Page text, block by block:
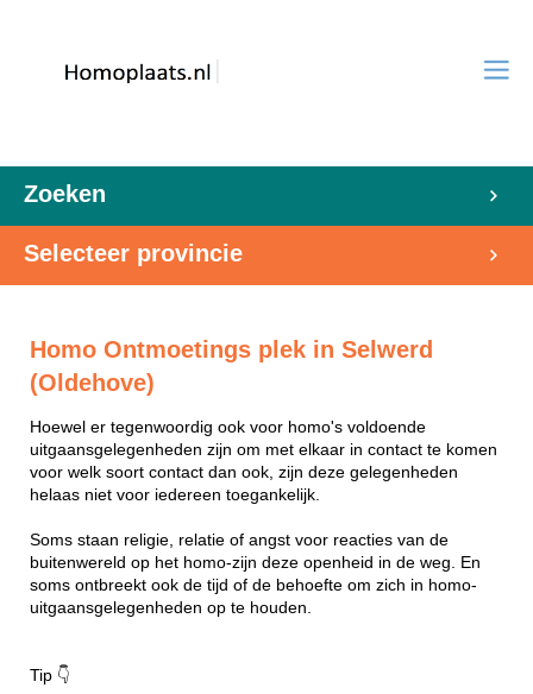
Zoeken
Selecteer provincie
Homo Ontmoetings plek in Selwerd
(Oldehove)
Hoewel er tegenwoordig ook voor homo's voldoende
uitgaansgelegenheden zijn om met elkaar in contact te komen
voor welk soort contact dan ook, zijn deze gelegenheden
helaas niet voor iedereen toegankelijk.
Soms staan religie, relatie of angst voor reacties van de
buitenwereld op het homo-zijn deze openheid in de weg. En
soms ontbreekt ook de tijd of de behoefte om zich in homo-
uitgaansgelegenheden op te houden.
Tip 👇